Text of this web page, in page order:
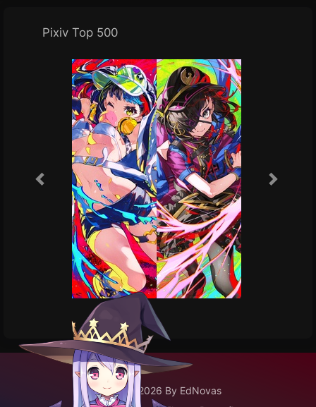
Pixiv Top 500
©2020 - 2026 By EdNovas